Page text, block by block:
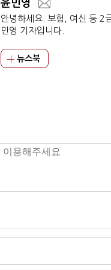
윤민영
안녕하세요. 보험, 여신 등 2
민영 기자입니다.
뉴스북